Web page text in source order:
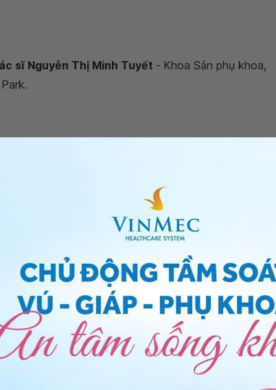
sĩ Nguyễn Thị Minh Tuyết - Khoa Sản phụ khoa,
1 tháng có sao không?
khi mang thai vì khi mang thai có trình trạng đề
soát đường huyết cần được chú trọng, Nếu đường
bình thường. Ngược lại, đường huyết kiểm soát
nặng, tăng nguy cơ thai dị tật, nguy cơ thai chết
mang thai muốn có một thai kỳ an toàn cần lưu ý
ăn uống và vận động phù hợp.
khi mang thai 1 tháng, bạn có thể đến bệnh viện
tư vấn thêm. Cảm ơn bạn đã tin tưởng và gửi câu hỏi